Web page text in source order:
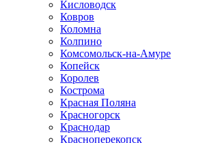
Кисловодск
Ковров
Коломна
Колпино
Комсомольск-на-Амуре
Копейск
Королев
Кострома
Красная Поляна
Красногорск
Краснодар
Красноперекопск